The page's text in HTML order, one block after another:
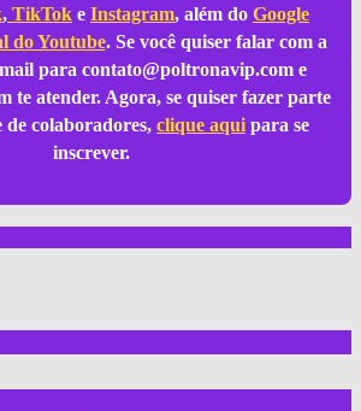
, TikTok e Instagram, além do Google
do Youtube. Se você quiser falar com a
para contato@poltronavip.come
te atender. Agora, se quiser fazer parte
de colaboradores, clique aqui para se
inscrever.